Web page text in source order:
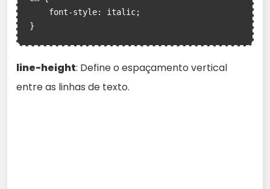
}
line-height: Define o espaçamento vertical
entre as linhas de texto.